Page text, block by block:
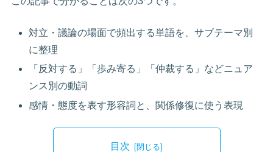
対立・議論の場面で頻出する単語を、サブテーマ別
に整理
「反対する」「歩み寄る」「仲裁する」などニュア
ンス別の動詞
感情・態度を表す形容詞と、関係修復に使う表現
目次